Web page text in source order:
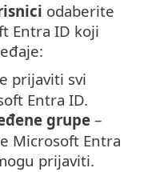
odaberite
Entra ID koji
prijaviti svi
Entra ID.
grupe –
Microsoft Entra
prijaviti.